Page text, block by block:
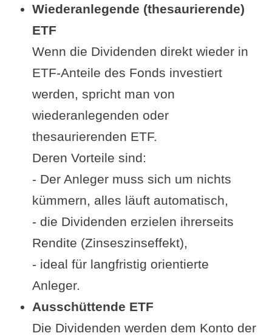
Wiederanlegende (thesaurierende)
ETF
Wenn die Dividenden direkt wieder in
ETF-Anteile des Fonds investiert
werden, spricht man von
wiederanlegenden oder
thesaurierenden ETF.
Deren Vorteile sind:
- Der Anleger muss sich um nichts
kümmern, alles läuft automatisch,
- die Dividenden erzielen ihrerseits
Rendite (Zinseszinseffekt),
- ideal für langfristig orientierte
Anleger.
Ausschüttende ETF
Die Dividenden werden dem Konto der